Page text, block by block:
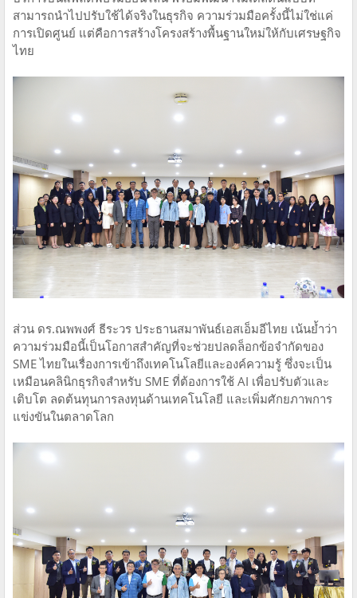
สามารถนำไปปรับใช้ได้จริงในธุรกิจ ความร่วมมือครั้งนี้ไม่ใช่แค่
การเปิดศูนย์ แต่คือการสร้างโครงสร้างพื้นฐานใหม่ให้กับเศรษฐกิจ
ไทย
ส่วน ดร.ณพพงศ์ ธีระวร ประธานสมาพันธ์เอสเอ็มอีไทย เน้นย้ำว่า
ความร่วมมือนี้เป็นโอกาสสำคัญที่จะช่วยปลดล็อกข้อจำกัดของ
SME ไทยในเรื่องการเข้าถึงเทคโนโลยีและองค์ความรู้ ซึ่งจะเป็น
เหมือนคลินิกธุรกิจสำหรับ SME ที่ต้องการใช้ AI เพื่อปรับตัวและ
เติบโต ลดต้นทุนการลงทุนด้านเทคโนโลยี และเพิ่มศักยภาพการ
แข่งขันในตลาดโลก